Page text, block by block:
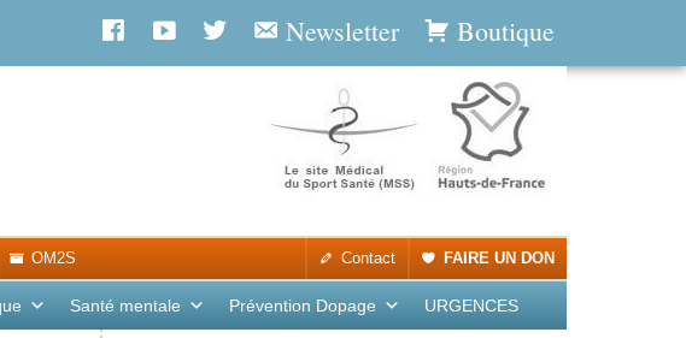
Boutique
Newsletter
OM2S FAIRE UN DON
Contact
Santé mentale Prévention Dopage URGENCES